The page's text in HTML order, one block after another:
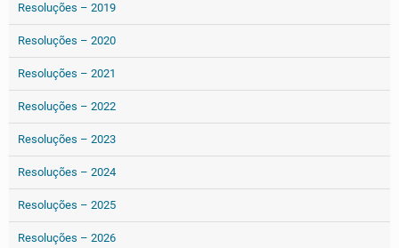
Resoluções – 2019
Resoluções – 2020
Resoluções – 2021
Resoluções – 2022
Resoluções – 2023
Resoluções – 2024
Resoluções – 2025
Resoluções – 2026